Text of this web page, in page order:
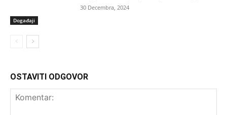
Događaji
30 Decembra, 2024
OSTAVITI ODGOVOR